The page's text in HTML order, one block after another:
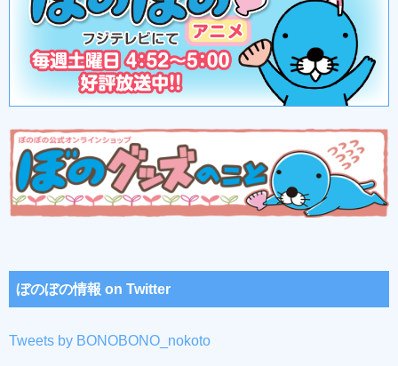
ぼのぼの情報 on Twitter
Tweets by BONOBONO_nokoto